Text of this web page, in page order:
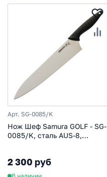
Арт. SG-0085/K
Нож Шеф Samura GOLF - SG-
0085/K, сталь AUS-8,
2 300 руб